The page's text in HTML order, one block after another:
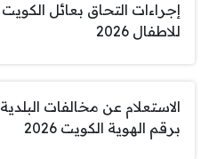
إجراءات التحاق بعائل الكويت
للاطفال 2026
الاستعلام عن مخالفات البلدية
برقم الهوية الكويت 2026